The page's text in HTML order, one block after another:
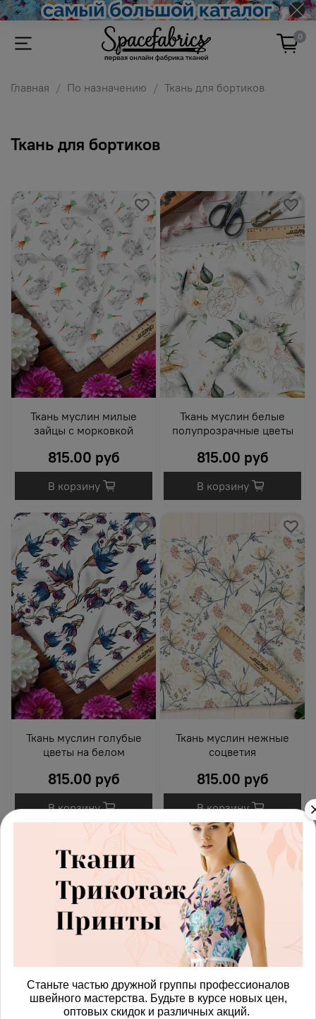
0
Главная По назначению Ткань для бортиков
Ткань для бортиков
Ткань муслин милые
зайцы с морковкой
815.00 руб
В корзину
Ткань муслин белые
полупрозрачные цветы
815.00 руб
В корзину
Ткань муслин голубые
цветы на белом
815.00 руб
В корзину
Ткань муслин нежные
соцветия
815.00 руб
В корзину
Станьте частью дружной группы профессионалов
швейного мастерства. Будьте в курсе новых цен,
оптовых скидок и различных акций.